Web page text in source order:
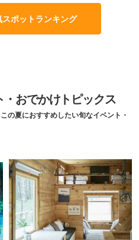
ポットランキング
おでかけトピックス
の夏におすすめしたい旬なイベント・